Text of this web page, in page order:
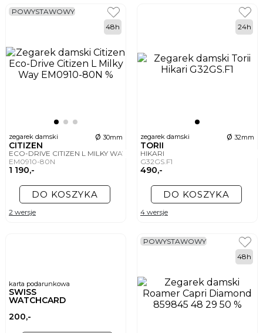
zegarek damski ø 30mm
CITIZEN
ECO-DRIVE CITIZEN L MILKY WAY
EM0910-80N
1 190,-
POWYSTAWOWY
48h
DO KOSZYKA
2 wersje
zegarek damski ø 32mm
TORII
HIKARI
G32GS.F1
490,-
24h
DO KOSZYKA
4 wersje
karta podarunkowa
SWISS
WATCHCARD
200,-
POWYSTAWOWY
48h